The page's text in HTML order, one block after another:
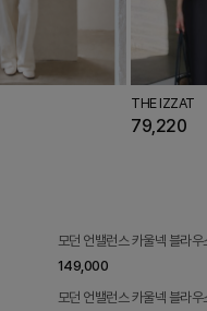
THE IZZAT
79,220
모던 언밸런스 카울넥 블라우
(GREY)
149,000
모던 언밸런스 카울넥 블라우